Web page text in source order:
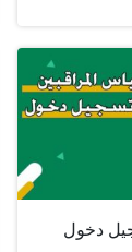
دخول